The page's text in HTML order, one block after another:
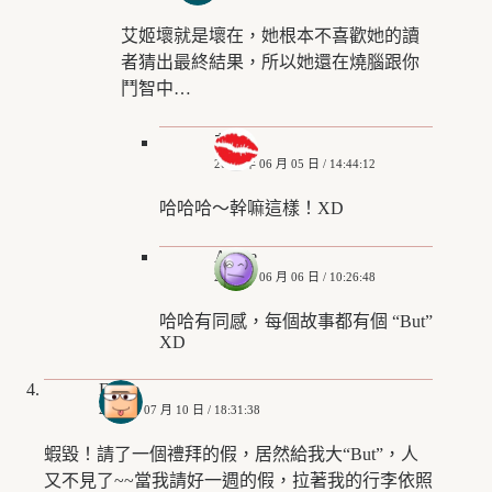
艾姬壞就是壞在，她根本不喜歡她的讀
者猜出最終結果，所以她還在燒腦跟你
鬥智中…
艾姬
2020 年 06 月 05 日 / 14:44:12
哈哈哈～幹嘛這樣！XD
Annie
2020 年 06 月 06 日 / 10:26:48
哈哈有同感，每個故事都有個 “But”
XD
Eddie
2020 年 07 月 10 日 / 18:31:38
蝦毀！請了一個禮拜的假，居然給我大“But”，人
又不見了~~當我請好一週的假，拉著我的行李依照